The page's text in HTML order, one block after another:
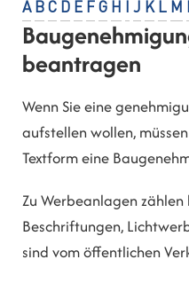
A B C D E F G H J K L M
beantragen
Wenn Sie eine
aufstellen wollen,
Textform eine
Zu Werbeanlagen
Beschriftungen,
sind vom öffentlichen